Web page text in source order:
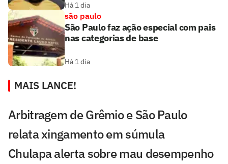
Há 1 dia
são paulo
São Paulo faz ação especial com pais
nas categorias de base
Há 1 dia
MAIS LANCE!
Arbitragem de Grêmio e São Paulo
relata xingamento em súmula
Chulapa alerta sobre mau desempenho